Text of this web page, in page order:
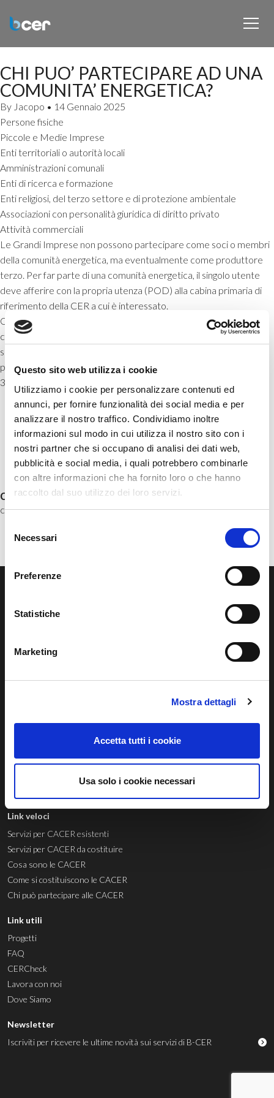
Questo sito web utilizza i cookie
Utilizziamo i cookie per personalizzare contenuti ed
annunci, per fornire funzionalità dei social media e per
analizzare il nostro traffico. Condividiamo inoltre
informazioni sul modo in cui utilizza il nostro sito con i
nostri partner che si occupano di analisi dei dati web,
pubblicità e social media, i quali potrebbero combinarle
con altre informazioni che ha fornito loro o che hanno
raccolto dal suo utilizzo dei loro servizi.
delNecessari
Preferenze
Statistiche
Marketing
Mostra dettagli
Accetta tutti i cookie
Usa solo i cookie necessari
CHI PUO’ PARTECIPARE AD UNA
COMUNITA’ ENERGETICA?
By Jacopo • 14 Gennaio 2025
Persone fisiche
Piccole e Medie Imprese
Enti territoriali o autorità locali
Amministrazioni comunali
Enti di ricerca e formazione
Enti religiosi, del terzo settore e di protezione ambientale
Associazioni con personalità giuridica di diritto privato
Attività commerciali
Le Grandi Imprese non possono partecipare come soci o membri
della comunità energetica, ma eventualmente come produttore
terzo. Per far parte di una comunità energetica, il singolo utente
deve afferire con la propria utenza (POD) alla cabina primaria di
riferimento della CER a cui è interessato.
Qualora un membro sia PMI, la partecipazione alla CER non deve
costituire l’attività commerciale e/o industriale principale (per il
soddisfacimento del requisito è necessario che il codice ATECO
prevalente dell’impresa privata sia diverso dai codici 35.11.00 e
35.14.00).
comments
comments for this post are closed
delle Comunità Energetiche Rinnovabili in Italia.
B-Cer S.r.l. – Società Benefit con socio unico” © 05333220266
Via Diaz, 3 — 31100 Treviso TV (Italia) —info@b-cer.it
Link veloci
Servizi per CACER esistenti
Servizi per CACER da costituire
Cosa sono le CACER
Come si costituiscono le CACER
Chi può partecipare alle CACER
Link utili
Progetti
FAQ
CERCheck
Lavora con noi
Dove Siamo
Newsletter
Iscriviti per ricevere le ultime novità sui servizi di B-CER